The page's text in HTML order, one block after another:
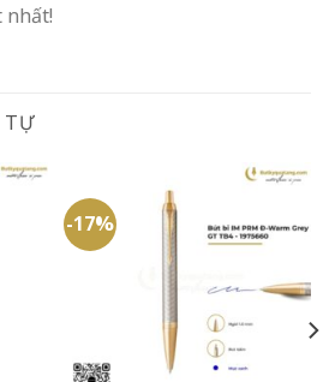
nhất!
TỰ
-17%